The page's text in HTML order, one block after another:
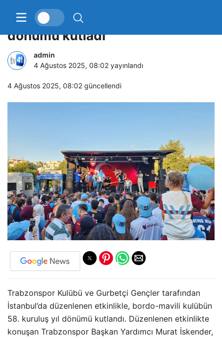
Trabzonspor’un 58. kuruluş yıl
dönümü kutladı
admin
4 Ağustos 2025, 08:02 yayınlandı
4 Ağustos 2025, 08:02 güncellendi
Trabzonspor Kulübü ve Gurbetçi Gençler tarafından
İstanbul’da düzenlenen etkinlikle, bordo-mavili kulübün
58. kuruluş yıl dönümü kutlandı. Düzenlenen etkinlikte
konuşan Trabzonspor Başkan Yardımcı Murat İskender,